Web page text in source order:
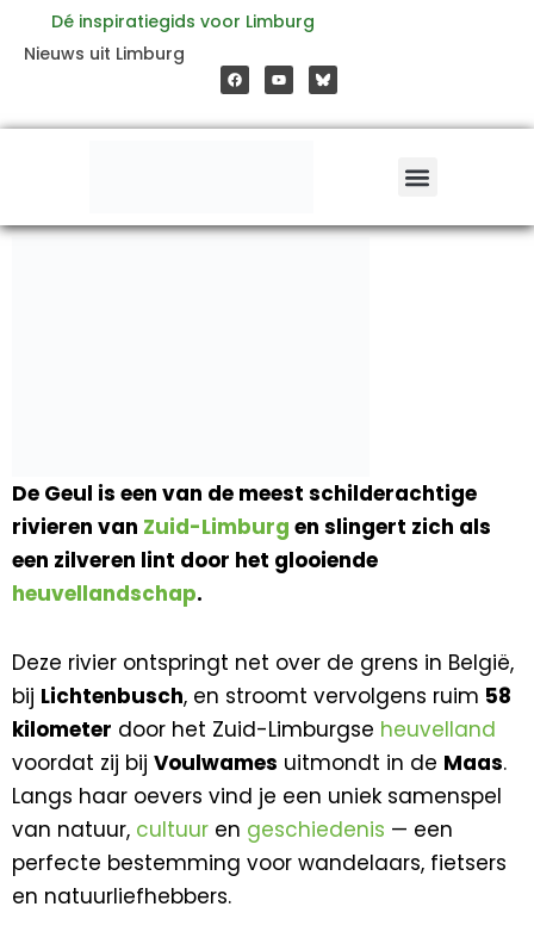
inhoud
Dé inspiratiegids voor Limburg
Nieuws uit Limburg
a
c
e
o
o
o
u
t
b
e
De Geul is een van de meest schilderachtige
rivieren van Zuid-Limburg en slingert zich als
een zilveren lint door het glooiende
heuvellandschap.
Deze rivier ontspringt net over de grens in België,
bij Lichtenbusch, en stroomt vervolgens ruim 58
kilometer door het Zuid-Limburgse heuvelland
voordat zij bij Voulwames uitmondt in de Maas.
Langs haar oevers vind je een uniek samenspel
van natuur, cultuur en geschiedenis — een
perfecte bestemming voor wandelaars, fietsers
en natuurliefhebbers.